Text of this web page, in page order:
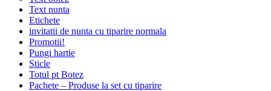
Text nunta
Etichete
invitatii de nunta cu tiparire normala
Promotii!
Pungi hartie
Sticle
Totul pt Botez
Pachete – Produse la set cu tiparire